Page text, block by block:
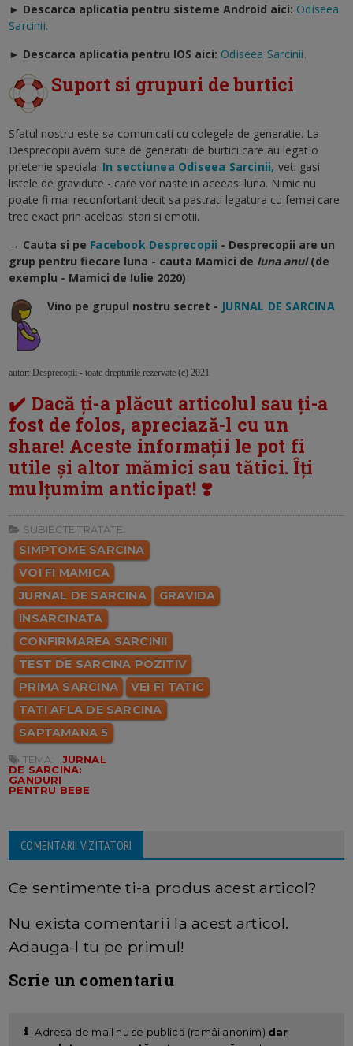
► Descarca aplicatia pentru sisteme Android aici: Odiseea
Sarcinii.
► Descarca aplicatia pentru IOS aici: Odiseea Sarcinii.
Suport si grupuri de burtici
Sfatul nostru este sa comunicati cu colegele de generatie. La
Desprecopii avem sute de generatii de burtici care au legat o
prietenie speciala. In sectiunea Odiseea Sarcinii, veti gasi
listele de gravidute - care vor naste in aceeasi luna. Nimic nu
poate fi mai reconfortant decit sa pastrati legatura cu femei care
trec exact prin aceleasi stari si emotii.
→ Cauta si pe Facebook Desprecopii - Desprecopii are un
grup pentru fiecare luna - cauta Mamici de luna anul (de
exemplu - Mamici de Iulie 2020)
Vino pe grupul nostru secret - JURNAL DE SARCINA
autor: Desprecopii - toate drepturile rezervate (c) 2021
✔️ Dacă ți-a plăcut articolul sau ți-a
fost de folos, apreciază-l cu un
share! Aceste informații le pot fi
utile și altor mămici sau tătici. Îți
mulțumim anticipat! ❣️
SUBIECTE TRATATE:
SIMPTOME SARCINA
VOI FI MAMICA
JURNAL DE SARCINA
GRAVIDA
INSARCINATA
CONFIRMAREA SARCINII
TEST DE SARCINA POZITIV
PRIMA SARCINA
VEI FI TATIC
TATI AFLA DE SARCINA
SAPTAMANA 5
TEMA:
JURNAL
DE SARCINA:
GANDURI
PENTRU BEBE
COMENTARII VIZITATORI
Ce sentimente ti-a produs acest articol?
Nu exista comentarii la acest articol.
Adauga-l tu pe primul!
Scrie un comentariu
Adresa de mail nu se publică (ramâi anonim) dar